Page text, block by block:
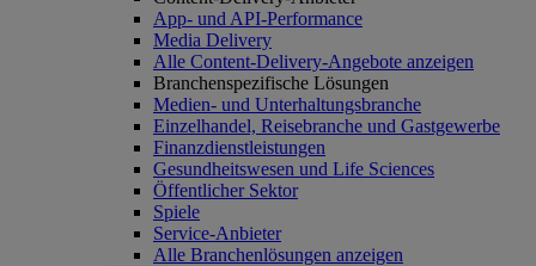
App- und API-Performance
Media Delivery
Alle Content-Delivery-Angebote anzeigen
Branchenspezifische Lösungen
Medien- und Unterhaltungsbranche
Einzelhandel, Reisebranche und Gastgewerbe
Finanzdienstleistungen
Gesundheitswesen und Life Sciences
Öffentlicher Sektor
Spiele
Service-Anbieter
Alle Branchenlösungen anzeigen